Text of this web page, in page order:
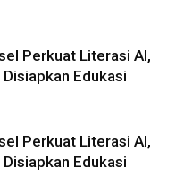
Perkuat Literasi AI,
Edukasi
Perkuat Literasi AI,
Edukasi